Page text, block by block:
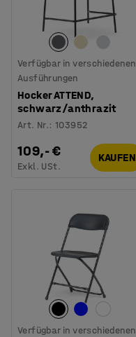
Verfügbar in verschiedenen
Ausführungen
Hocker ATTEND,
schwarz/anthrazit
Art. Nr.:103952
109,- €
Exkl. USt.
KAUFEN
Verfügbar in verschiedenen